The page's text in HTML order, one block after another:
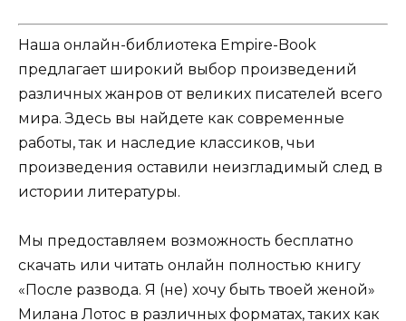
Наша онлайн-библиотека Empire-Book
предлагает широкий выбор произведений
различных жанров от великих писателей всего
мира. Здесь вы найдете как современные
работы, так и наследие классиков, чьи
произведения оставили неизгладимый след в
истории литературы.
Мы предоставляем возможность бесплатно
скачать или читать онлайн полностью книгу
«После развода. Я (не) хочу быть твоей женой»
Милана Лотос в различных форматах, таких как